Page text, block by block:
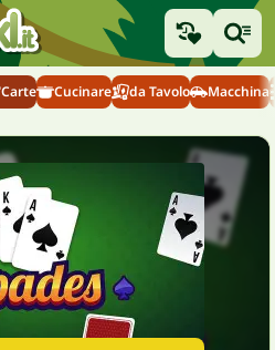
Carte Cucinare da Tavolo Macchina